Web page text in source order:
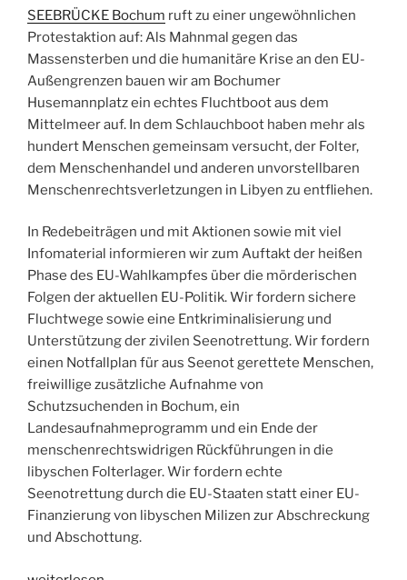
Strategie
2020“
SEEBRÜCKE Bochum ruft zu einer ungewöhnlichen
Protestaktion auf: Als Mahnmal gegen das
Massensterben und die humanitäre Krise an den EU-
Außengrenzen bauen wir am Bochumer
Husemannplatz ein echtes Fluchtboot aus dem
Mittelmeer auf. In dem Schlauchboot haben mehr als
hundert Menschen gemeinsam versucht, der Folter,
dem Menschenhandel und anderen unvorstellbaren
Menschenrechtsverletzungen in Libyen zu entfliehen.
In Redebeiträgen und mit Aktionen sowie mit viel
Infomaterial informieren wir zum Auftakt der heißen
Phase des EU-Wahlkampfes über die mörderischen
Folgen der aktuellen EU-Politik. Wir fordern sichere
Fluchtwege sowie eine Entkriminalisierung und
Unterstützung der zivilen Seenotrettung. Wir fordern
einen Notfallplan für aus Seenot gerettete Menschen,
freiwillige zusätzliche Aufnahme von
Schutzsuchenden in Bochum, ein
Landesaufnahmeprogramm und ein Ende der
menschenrechtswidrigen Rückführungen in die
libyschen Folterlager. Wir fordern echte
Seenotrettung durch die EU-Staaten statt einer EU-
Finanzierung von libyschen Milizen zur Abschreckung
und Abschottung.